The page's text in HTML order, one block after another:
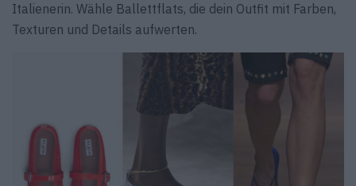
Italienerin. Wähle Ballettflats, die dein Outfit mit Farben,
Texturen und Details aufwerten.